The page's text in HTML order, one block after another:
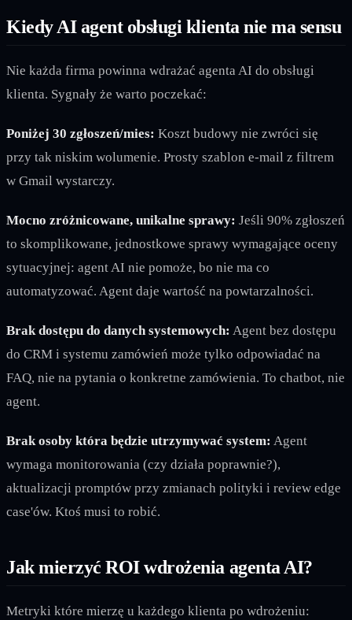
Kiedy AI agent obsługi klienta nie ma sensu
Nie każda firma powinna wdrażać agenta AI do obsługi
klienta. Sygnały że warto poczekać:
Poniżej 30 zgłoszeń/mies: Koszt budowy nie zwróci się
przy tak niskim wolumenie. Prosty szablon e-mail z filtrem
w Gmail wystarczy.
Mocno zróżnicowane, unikalne sprawy: Jeśli 90% zgłoszeń
to skomplikowane, jednostkowe sprawy wymagające oceny
sytuacyjnej: agent AI nie pomoże, bo nie ma co
automatyzować. Agent daje wartość na powtarzalności.
Brak dostępu do danych systemowych: Agent bez dostępu
do CRM i systemu zamówień może tylko odpowiadać na
FAQ, nie na pytania o konkretne zamówienia. To chatbot, nie
agent.
Brak osoby która będzie utrzymywać system: Agent
wymaga monitorowania (czy działa poprawnie?),
aktualizacji promptów przy zmianach polityki i review edge
case'ów. Ktoś musi to robić.
Jak mierzyć ROI wdrożenia agenta AI?
Metryki które mierzę u każdego klienta po wdrożeniu: